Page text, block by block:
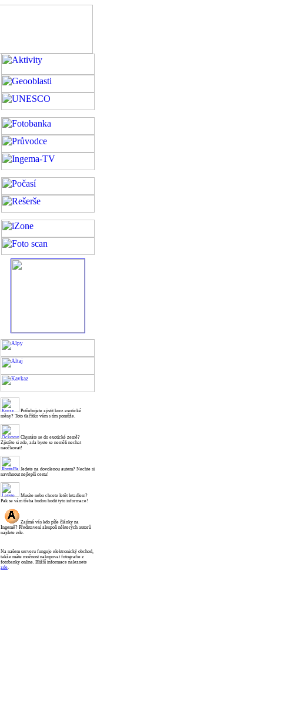
Potřebujete zjistit kurz exotické
měny? Toto tlačítko vám s tím pomůže.
Chystáte se do exotické země?
Zjistěte si zde, zda byste se neměli nechat
naočkovat!
Jedete na dovolenou autem? Nechte si
navrhnout nejlepší cestu!
Musíte nebo chcete letět letadlem?
Pak se vám třeba budou hodit tyto informace!
Zajímá vás kdo píše články na
Ingemě? Představení alespoň některých autorů
najdete zde.
Na našem serveru funguje elektronický obchod,
takže máte možnost nakupovat fotografie z
fotobanky online. Bližší informace naleznete
zde.